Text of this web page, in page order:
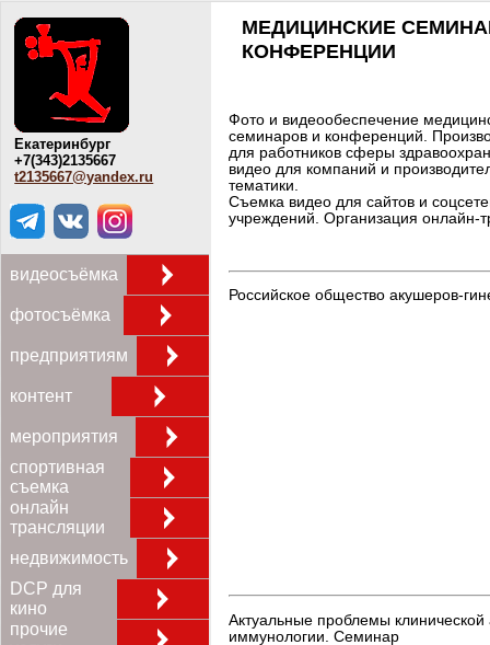
Екатеринбург
+7(343)2135667
t2135667@yandex.ru
видеосъёмка
фотосъёмка
предприятиям
контент
мероприятия
спортивная
съемка
онлайн
трансляции
недвижимость
DCP для
кино
прочие
МЕДИЦИНСКИЕ
КОНФЕРЕНЦИИ
Фото и видеообеспечение
семинаров и конференций.
для работников сферы
видео для компаний и
тематики.
Съемка видео для сайтов и
учреждений. Организация онлайн-
Российское общество акушеров-
Актуальные проблемы клинической
иммунологии. Семинар